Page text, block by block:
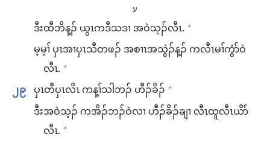
ע
ဒီး​ထီဘိ​န့ၣ်​ ယွၤ​က​ဒီသဒၢ အဝဲသ့ၣ်​လီၤ. +
မ့မ့ၢ် ပှၤအၢ​ပှၤသီ​တဖၣ်​ အစၢၤ​အသွဲၣ်​န့ၣ်​ က​လီၤမၢ်​ကွံာ်​ဝဲ​
လီၤ. +
၂၉ ပှၤတီ​ပှၤလိၤ က​န့ၢ်သါ​ဘၣ်​ ဟီၣ်ခိၣ် +
ဒီး​အဝဲသ့ၣ်​ ကအိၣ်​ဘၣ်​ဝဲ​လၢ ဟီၣ်ခိၣ်​ချၢ လီၤထူ​လီၤယိာ်​
လီၤ. +